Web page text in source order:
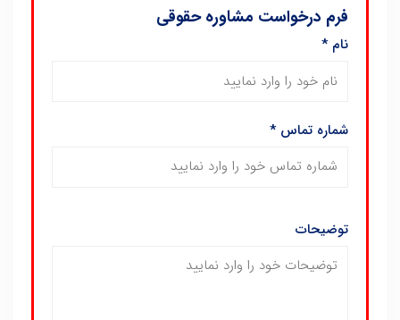
فرم درخواست مشاوره حقوقی
نام*
شماره تماس*
توضیحات